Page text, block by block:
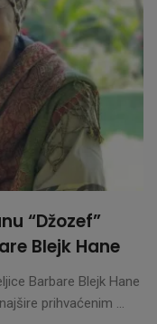
“Džozef”
Blejk Hane
Barbare Blejk Hane
prihvaćenim ...